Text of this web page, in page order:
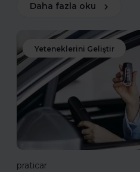
Daha fazla oku
Yeteneklerini Geliştir
praticar